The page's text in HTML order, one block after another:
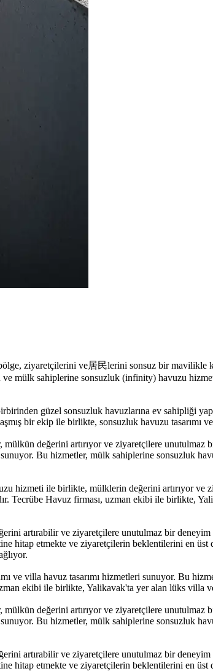
ziyaretçilerini ve居民lerini sonsuz bir mavilikle
mülk sahiplerine sonsuzluk (infinity) havuzu
güzel sonsuzluk havuzlarına ev sahipliği
bir ekip ile birlikte, sonsuzluk havuzu tasarımı
değerini artırıyor ve ziyaretçilere unutulmaz
Bu hizmetler, mülk sahiplerine sonsuzluk
hizmeti ile birlikte, mülklerin değerini artırıyor ve
Tecrübe Havuz firması, uzman ekibi ile birlikte,
artırabilir ve ziyaretçilere unutulmaz bir
etmekte ve ziyaretçilerin beklentilerini en üst
ve villa havuz tasarımı hizmetleri sunuyor. Bu
ekibi ile birlikte, Yalikavak'ta yer alan lüks
değerini artırıyor ve ziyaretçilere unutulmaz
Bu hizmetler, mülk sahiplerine sonsuzluk
artırabilir ve ziyaretçilere unutulmaz bir
etmekte ve ziyaretçilerin beklentilerini en üst